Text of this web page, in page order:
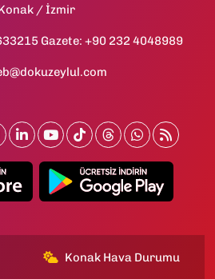
/ İzmir
Gazete: +90 232 4048989
Konak Hava Durumu